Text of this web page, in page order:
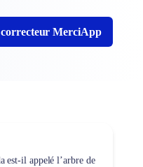
MerciApp
est-il appelé l’arbre de